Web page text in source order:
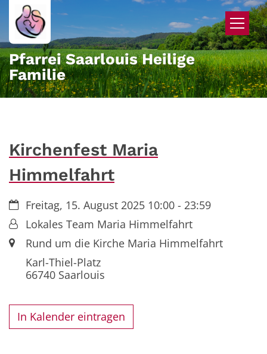
Zum Inhalt springen
Pfarrei Saarlouis Heilige
Familie
Kirchenfest Maria
Himmelfahrt
Datum:Freitag, 15. August 2025 10:00 - 23:59
Von:Lokales Team Maria Himmelfahrt
Ort:Rund um die Kirche Maria Himmelfahrt
Karl-Thiel-Platz
66740Saarlouis
In Kalender eintragen